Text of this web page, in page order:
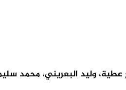
عطية، وليد البعريني، محمد